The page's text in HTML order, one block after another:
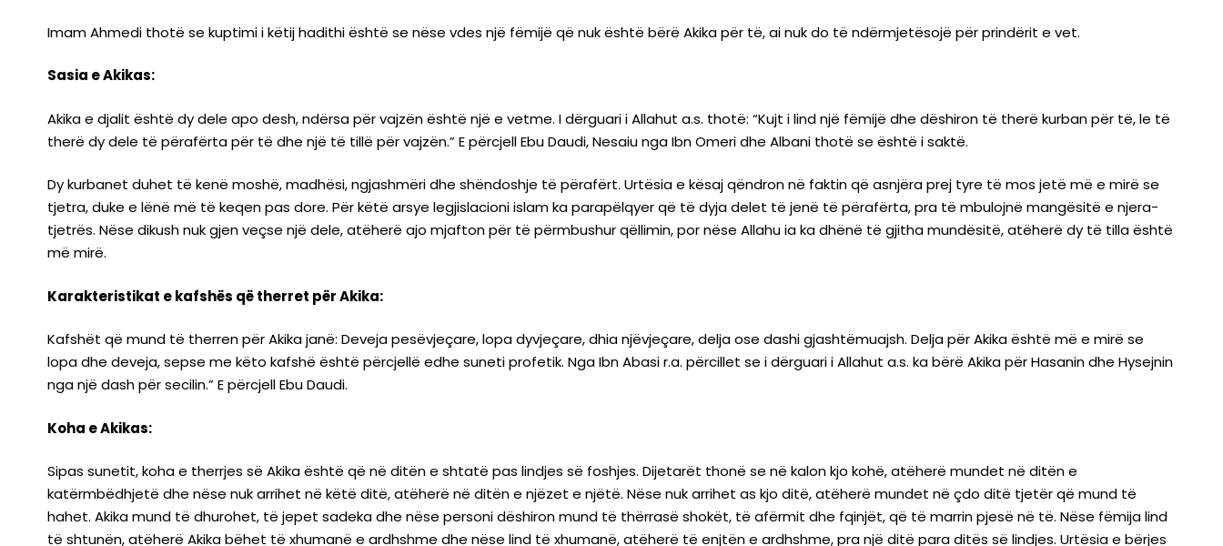
Imam Ahmedi thotë se kuptimi i këtij hadithi është se nëse vdes një fëmijë që nuk është bërë Akika për të, ai nuk do të ndërmjetësojë për prindërit e vet.
Sasia e Akikas:
Akika e djalit është dy dele apo desh, ndërsa për vajzën është një e vetme. I dërguari i Allahut a.s. thotë: “Kujt i lind një fëmijë dhe dëshiron të therë kurban për të, le të
therë dy dele të përafërta për të dhe një të tillë për vajzën.” E përcjell Ebu Daudi, Nesaiu nga Ibn Omeri dhe Albani thotë se është i saktë.
Dy kurbanet duhet të kenë moshë, madhësi, ngjashmëri dhe shëndoshje të përafërt. Urtësia e kësaj qëndron në faktin që asnjëra prej tyre të mos jetë më e mirë se
tjetra, duke e lënë më të keqen pas dore. Për këtë arsye legjislacioni islam ka parapëlqyer që të dyja delet të jenë të përafërta, pra të mbulojnë mangësitë e njera-
tjetrës. Nëse dikush nuk gjen veçse një dele, atëherë ajo mjafton për të përmbushur qëllimin, por nëse Allahu ia ka dhënë të gjitha mundësitë, atëherë dy të tilla është
më mirë.
Karakteristikat e kafshës që therret për Akika:
Kafshët që mund të therren për Akika janë: Deveja pesëvjeçare, lopa dyvjeçare, dhia njëvjeçare, delja ose dashi gjashtëmuajsh. Delja për Akika është më e mirë se
lopa dhe deveja, sepse me këto kafshë është përcjellë edhe suneti profetik. Nga Ibn Abasi r.a. përcillet se i dërguari i Allahut a.s. ka bërë Akika për Hasanin dhe Hysejnin
nga një dash për secilin.” E përcjell Ebu Daudi.
Koha e Akikas:
Sipas sunetit, koha e therrjes së Akika është që në ditën e shtatë pas lindjes së foshjes. Dijetarët thonë se në kalon kjo kohë, atëherë mundet në ditën e
katërmbëdhjetë dhe nëse nuk arrihet në këtë ditë, atëherë në ditën e njëzet e njëtë. Nëse nuk arrihet as kjo ditë, atëherë mundet në çdo ditë tjetër që mund të
hahet. Akika mund të dhurohet, të jepet sadeka dhe nëse personi dëshiron mund të thërrasë shokët, të afërmit dhe fqinjët, që të marrin pjesë në të. Nëse fëmija lind
të shtunën, atëherë Akika bëhet të xhumanë e ardhshme dhe nëse lind të xhumanë, atëherë të enjtën e ardhshme, pra një ditë para ditës së lindjes. Urtësia e bërjes